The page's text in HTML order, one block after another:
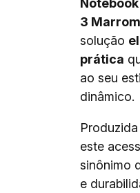
3
solução
prática
ao seu
dinâmico.
este
sinônimo
e